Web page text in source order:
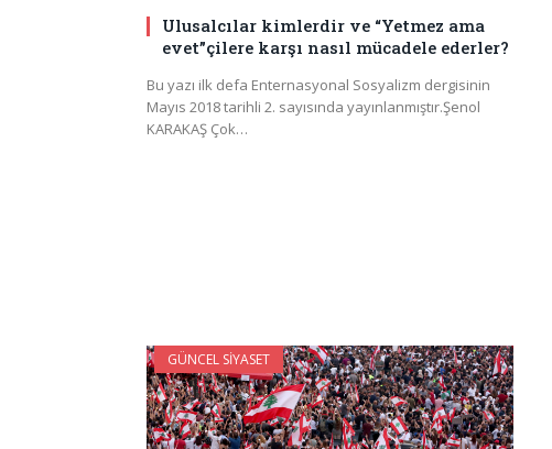
Ulusalcılar kimlerdir ve “Yetmez ama
evet”çilere karşı nasıl mücadele ederler?
Bu yazı ilk defa Enternasyonal Sosyalizm dergisinin
Mayıs 2018 tarihli 2. sayısında yayınlanmıştır.Şenol
KARAKAŞ Çok…
GÜNCEL SIYASET